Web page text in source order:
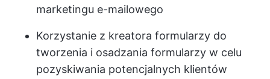
marketingu e-mailowego
Korzystanie z kreatora formularzy do
tworzenia i osadzania formularzy w celu
pozyskiwania potencjalnych klientów